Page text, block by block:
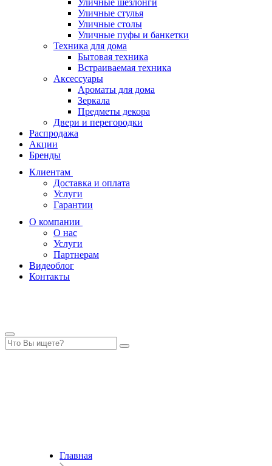
Уличные шезлонги
Уличные стулья
Уличные столы
Уличные пуфы и банкетки
Техника для дома
Бытовая техника
Встраиваемая техника
Аксессуары
Ароматы для дома
Зеркала
Предметы декора
Двери и перегородки
Распродажа
Акции
Бренды
Клиентам
Доставка и оплата
Услуги
Гарантии
О компании
О нас
Услуги
Партнерам
Видеоблог
Контакты
Главная